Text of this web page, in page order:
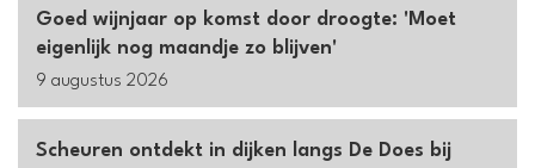
Goed wijnjaar op komst door droogte: 'Moet
eigenlijk nog maandje zo blijven'
9 augustus 2026
Scheuren ontdekt in dijken langs De Does bij